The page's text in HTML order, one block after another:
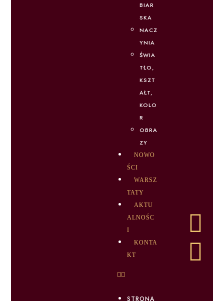
BIAR
SKA
NACZ
YNIA
ŚWIA
TŁO,
KSZT
AŁT,
KOLO
R
OBRA
ZY
NOWO
ŚCI
WARSZ
TATY
AKTU
ALNOŚC
I
KONTA
KT
STRONA